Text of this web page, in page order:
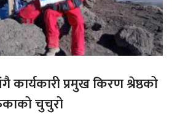
प्रमुख किरण श्रेष्ठको
चुचुरो